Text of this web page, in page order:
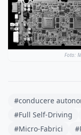
Foto:
#conducere
#Full Self-Driving
#Micro-Fabrici